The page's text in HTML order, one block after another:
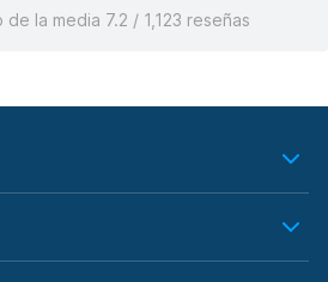
de la media 7.2 / 1,123 reseñas